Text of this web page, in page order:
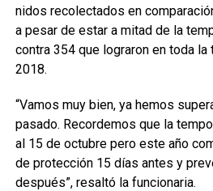
nidos recolectados en
a pesar de estar a mitad de la
contra 354 que lograron en toda la
2018.
“Vamos muy bien, ya hemos
pasado. Recordemos que la
al 15 de octubre pero este año
de protección 15 días antes y
después”, resaltó la funcionaria.